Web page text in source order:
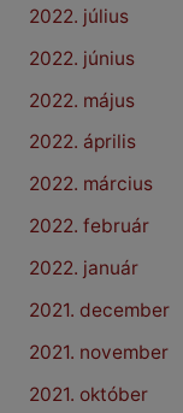
2022. július
2022. június
2022. május
2022. április
2022. március
2022. február
2022. január
2021. december
2021. november
2021. október